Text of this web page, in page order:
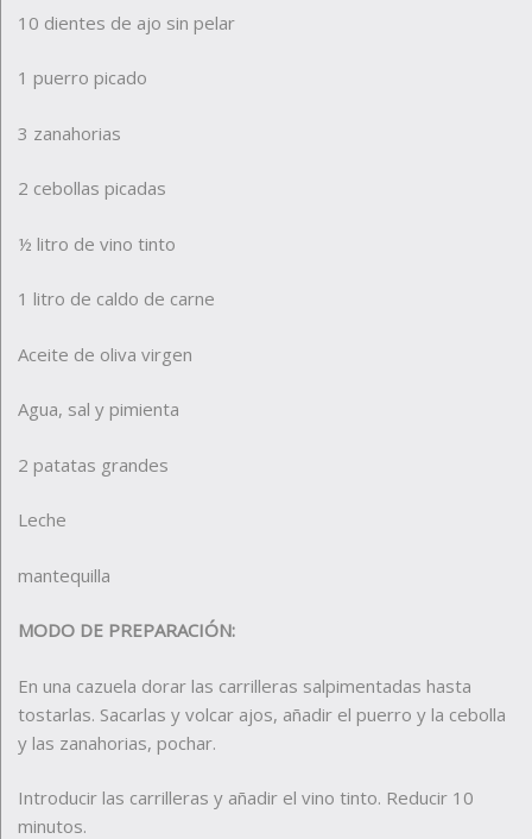
10 dientes de ajo sin pelar
1 puerro picado
3 zanahorias
2 cebollas picadas
½ litro de vino tinto
1 litro de caldo de carne
Aceite de oliva virgen
Agua, sal y pimienta
2 patatas grandes
Leche
mantequilla
MODO DE PREPARACIÓN:
En una cazuela dorar las carrilleras salpimentadas hasta
tostarlas. Sacarlas y volcar ajos, añadir el puerro y la cebolla
y las zanahorias, pochar.
Introducir las carrilleras y añadir el vino tinto. Reducir 10
minutos.